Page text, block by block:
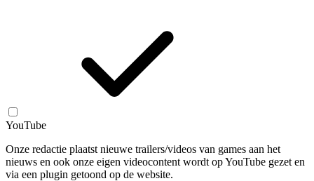
YouTube
Onze redactie plaatst nieuwe trailers/videos van games aan het
nieuws en ook onze eigen videocontent wordt op YouTube gezet en
via een plugin getoond op de website.